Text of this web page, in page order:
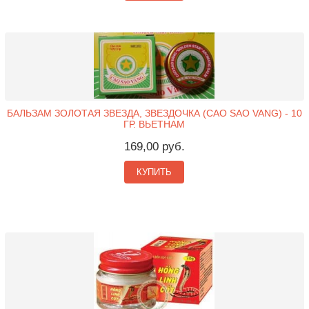
БАЛЬЗАМ ЗОЛОТАЯ ЗВЕЗДА, ЗВЕЗДОЧКА (CAO SAO VANG) - 10
ГР. ВЬЕТНАМ
169,00 руб.
КУПИТЬ